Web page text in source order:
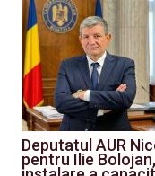
Deputatul AUR
pentru Ilie